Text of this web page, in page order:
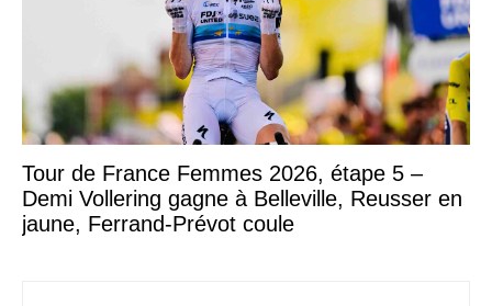
Tour de France Femmes 2026, étape 5 –
Demi Vollering gagne à Belleville, Reusser en
jaune, Ferrand-Prévot coule